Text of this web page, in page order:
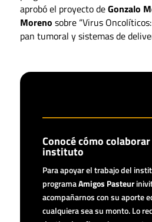
aprobó el proyecto deGonzalo
Moreno sobre “Virus
pan tumoral y sistemas de
Conocé cómo
instituto
Para apoyar el trabajo del
programaAmigos Pasteur
acompañarnos con su aporte
cualquiera sea su monto. Lo